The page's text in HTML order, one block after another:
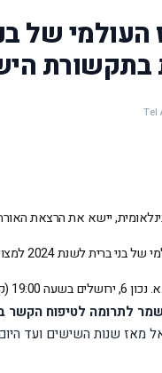
בתקשורת
יישא את הרצאת
התפוצות בתקשורת הישראלית.
לתרומה לטיפוח הקשר
מאז שנות השישים ועד